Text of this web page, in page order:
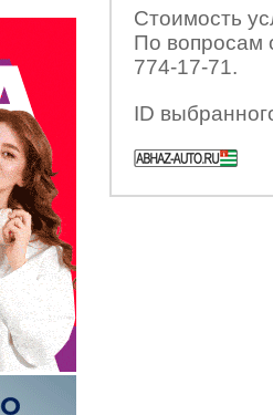
Стоимость
По вопросам
774-17-71.
ID